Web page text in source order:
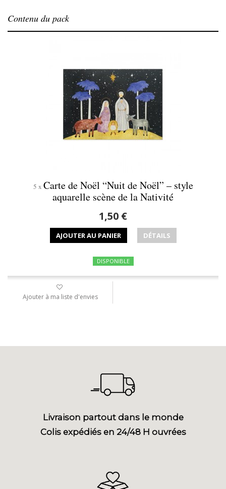
Contenu du pack
5 x Carte de Noël “Nuit de Noël” – style
aquarelle scène de la Nativité
1,50 €
AJOUTER AU PANIER DÉTAILS
DISPONIBLE
Ajouter à ma liste d'envies
Livraison partout dans le monde
Colis expédiés en 24/48 H ouvrées